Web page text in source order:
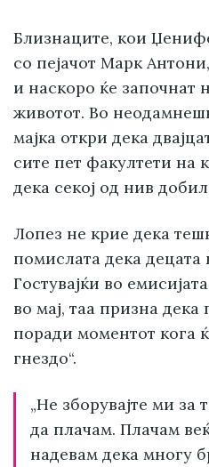
Близнаците, кои
со пејачот Марк
и наскоро ќе започнат
животот. Во
мајка откри дека
сите пет факултети на
дека секој од нив
Лопез не крие дека
помислата дека децата
Гостувајќи во
во мај, таа призна
поради моментот кога
гнездо“.
„Не зборувајте ми
да плачам. Плачам
надевам дека многу